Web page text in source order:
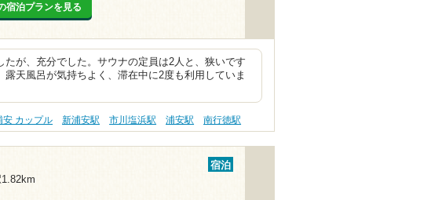
宿泊プランを見る
が、充分でした。サウナの定員は2人と、狭いです
天風呂が気持ちよく、滞在中に2度も利用していま
安 カップル 新浦安駅 市川塩浜駅 浦安駅 南行徳駅
宿泊